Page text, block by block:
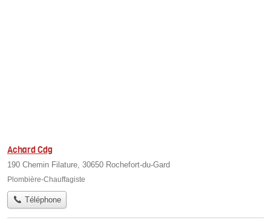
Achard Cdg
190 Chemin Filature, 30650 Rochefort-du-Gard
Plombière-Chauffagiste
Téléphone